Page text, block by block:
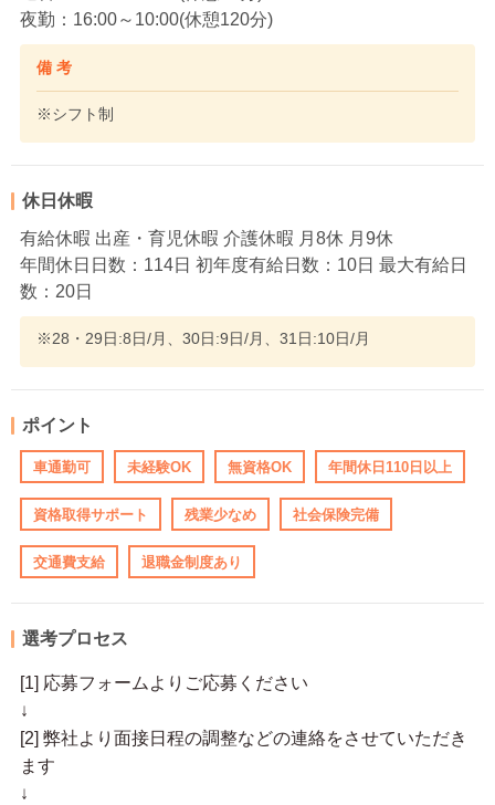
夜勤：16:00～10:00(休憩120分)
備 考
※シフト制
休日休暇
有給休暇 出産・育児休暇 介護休暇 月8休 月9休
年間休日日数：114日 初年度有給日数：10日 最大有給日
数：20日
※28・29日:8日/月、30日:9日/月、31日:10日/月
ポイント
車通勤可 未経験OK 無資格OK 年間休日110日以上
資格取得サポート 残業少なめ 社会保険完備
交通費支給 退職金制度あり
選考プロセス
[1] 応募フォームよりご応募ください
↓
[2] 弊社より面接日程の調整などの連絡をさせていただき
ます
↓